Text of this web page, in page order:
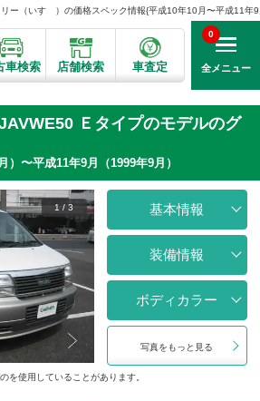
ー（いすゞ）の価格スペック情報{平成10年10月〜平成11年
車検索 店舗検索 車査定 全メニュー
0
Ｅタイプのモデルのグ
）〜平成11年9月（1999年9月）
1 /3 基本情報
装備情報
ボディカラー
写真をもっと見る
を使用していることがあります。